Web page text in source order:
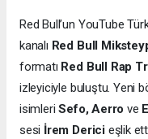
Red Bull’un YouTube
kanalı Red Bull
formatı Red Bull Rap
izleyiciyle buluştu. Yeni
isimleriSefo, Aerro ve
sesi İrem Dericieşlik